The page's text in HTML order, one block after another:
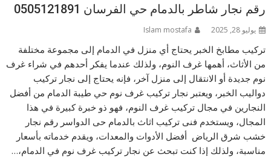
رقم نجار شاطر بالدمام حي الفرسان 0505121891
يوليو 28, 2025 Islam mostafa
تركيب مطابخ الخبر يحتاج أي منزل في الدمام إلى مجموعة مختلفة
من الأثاث، أهمها غرف النوم، ولذلك عندما يفكر أحدهم في شراء غرف
نوم جديدة أو الانتقال إلى منزل آخر، فإنه يحتاج إلى نجار تركيب
دواليب الخبر، ويعتبر نجار تركيب غرف نوم حي طيبة الدمام من أفضل
النجارين في مجال تركيب غرف النوم، فهو ذو خبرة كبيرة في هذا
المجال، ويستخدم فنى تركيب اثاث بالدمام حى الدواسر رقم نجار
خشب شرق الرياض أفضل الأدوات والمعدات، ويقدم خدماته بأسعار
مناسبة، ولذلك إذا كنت تبحث عن نجار تركيب غرف نوم في الدمام،…